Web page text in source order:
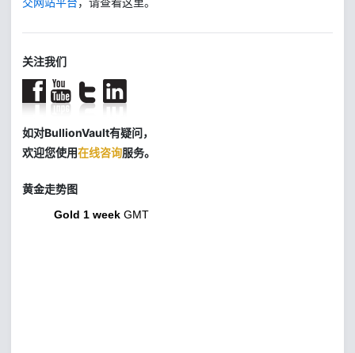
关注我们
如对BullionVault有疑问，
欢迎您使用在线咨询服务。
黄金走势图
Gold 1 week GMT